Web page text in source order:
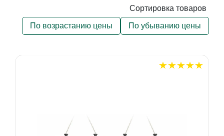
Сортировка товаров
По возрастанию цены По убыванию цены